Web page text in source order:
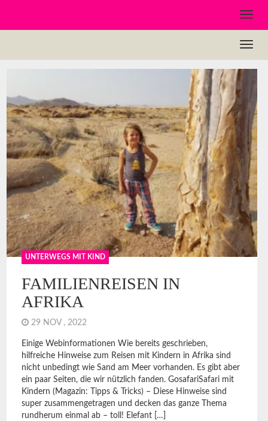
UNTERWEGS MIT KIND
FAMILIENREISEN IN
AFRIKA
29 NOV , 2022
Einige Webinformationen Wie bereits geschrieben,
hilfreiche Hinweise zum Reisen mit Kindern in Afrika sind
nicht unbedingt wie Sand am Meer vorhanden. Es gibt aber
ein paar Seiten, die wir nützlich fanden. GosafariSafari mit
Kindern (Magazin: Tipps & Tricks) – Diese Hinweise sind
super zusammengetragen und decken das ganze Thema
rundherum einmal ab – toll! Elefant […]